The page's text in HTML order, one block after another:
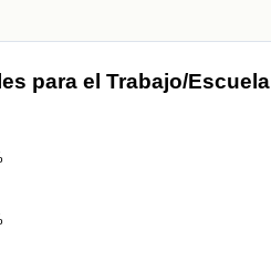
para el Trabajo/Escuela